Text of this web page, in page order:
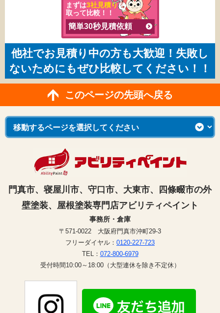
まずは3社見積りを
取って比較！！
簡単30秒見積依頼
他社でお見積り中の方も大歓迎！失敗し
ないためにもぜひ比較してください！！
このページの先頭へ戻る
門真市、寝屋川市、守口市、大東市、四條畷市の外
壁塗装、屋根塗装専門店アビリティペイント
事務所・倉庫
〒571-0022 大阪府門真市沖町29-3
フリーダイヤル： 0120-227-723
TEL： 072-800-6979
受付時間10:00～18:00（大型連休を除き不定休）